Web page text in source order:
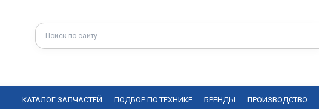
КАТАЛОГ ЗАПЧАСТЕЙ ПОДБОР ПО ТЕХНИКЕ БРЕНДЫ ПРОИЗВОДСТВО